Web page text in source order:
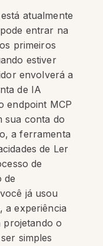
atualmente
entrar na
primeiros
estiver
envolverá a
de IA
endpoint MCP
sua conta do
a ferramenta
de Ler
de
de
já usou
a experiência
projetando o
simples